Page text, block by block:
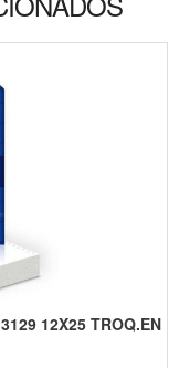
12X25 TROQ.EN